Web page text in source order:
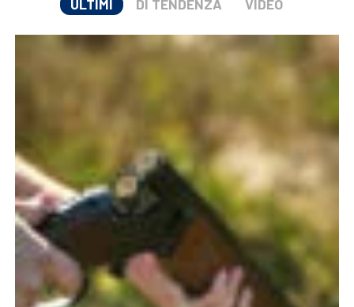
ULTIMI DI TENDENZA VIDEO